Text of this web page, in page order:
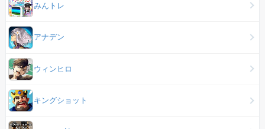
みんトレ
アナデン
ウィンヒロ
キングショット